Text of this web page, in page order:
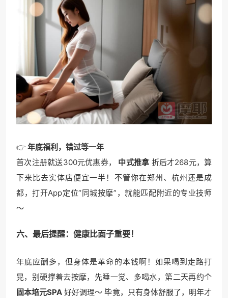
👉 年底福利，错过等一年
首次注册就送300元优惠券， 中式推拿 折后才268元，算
下来比去实体店便宜一半！不管你在郑州、杭州还是成
都，打开App定位“同城按摩”，就能匹配附近的专业技师
～
六、最后提醒：健康比面子重要！
年底应酬多，但身体是革命的本钱啊！如果喝到走路打
晃，别硬撑着去按摩，先睡一觉、多喝水，第二天再约个
固本培元SPA 好好调理～ 毕竟，只有身体舒服了，明年才